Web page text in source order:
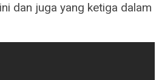
dan juga yang ketiga dalam